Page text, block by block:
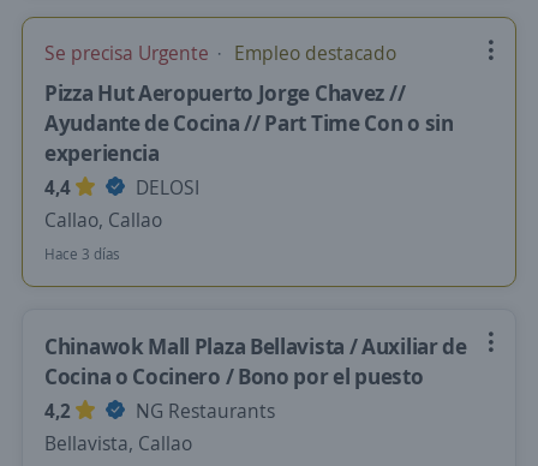
Se precisa Urgente Empleo destacado
Pizza Hut Aeropuerto Jorge Chavez //
Ayudante de Cocina // Part Time Con o sin
experiencia
4,4
DELOSI
Callao, Callao
Hace 3 días
Chinawok Mall Plaza Bellavista / Auxiliar de
Cocina o Cocinero / Bono por el puesto
4,2
NG Restaurants
Bellavista, Callao